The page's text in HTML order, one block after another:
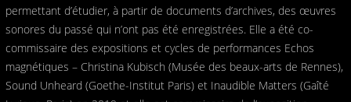
permettant d’étudier, à partir de documents d’archives, des œuvres
sonores du passé qui n’ont pas été enregistrées. Elle a été co-
commissaire des expositions et cycles de performances Echos
magnétiques – Christina Kubisch (Musée des beaux-arts de Rennes),
Sound Unheard (Goethe-Institut Paris) et Inaudible Matters (Gaîté